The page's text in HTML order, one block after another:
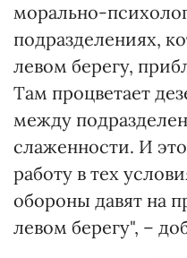
морально-
подразделениях,
левом берегу,
Там процветает
между
слаженности. И
работу в тех
обороны давят на
левом берегу", –